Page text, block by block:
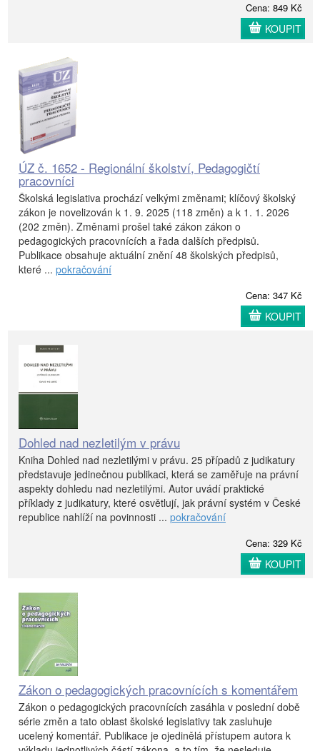
Cena: 849 Kč
KOUPIT
ÚZ č. 1652 - Regionální školství, Pedagogičtí
pracovníci
Školská legislativa prochází velkými změnami; klíčový školský
zákon je novelizován k 1. 9. 2025 (118 změn) a k 1. 1. 2026
(202 změn). Změnami prošel také zákon zákon o
pedagogických pracovnících a řada dalších předpisů.
Publikace obsahuje aktuální znění 48 školských předpisů,
které ... pokračování
Cena: 347 Kč
KOUPIT
Dohled nad nezletilým v právu
Kniha Dohled nad nezletilými v právu. 25 případů z judikatury
představuje jedinečnou publikaci, která se zaměřuje na právní
aspekty dohledu nad nezletilými. Autor uvádí praktické
příklady z judikatury, které osvětlují, jak právní systém v České
republice nahlíží na povinnosti ... pokračování
Cena: 329 Kč
KOUPIT
Zákon o pedagogických pracovnících s komentářem
Zákon o pedagogických pracovnících zasáhla v poslední době
série změn a tato oblast školské legislativy tak zasluhuje
ucelený komentář. Publikace je ojedinělá přístupem autora k